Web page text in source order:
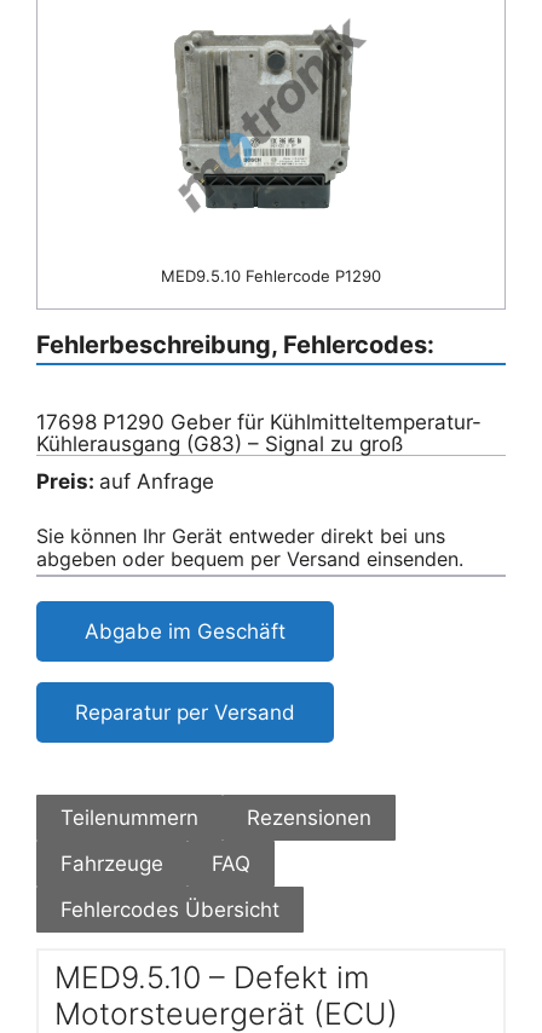
MED9.5.10 Fehlercode P1290
Fehlerbeschreibung, Fehlercodes:
17698 P1290 Geber für Kühlmitteltemperatur-
Kühlerausgang (G83) – Signal zu groß
Preis: auf Anfrage
Sie können Ihr Gerät entweder direkt bei uns
abgeben oder bequem per Versand einsenden.
Abgabe im Geschäft
Reparatur per Versand
Teilenummern
Rezensionen
Fahrzeuge
FAQ
Fehlercodes Übersicht
MED9.5.10 – Defekt im
Motorsteuergerät (ECU)